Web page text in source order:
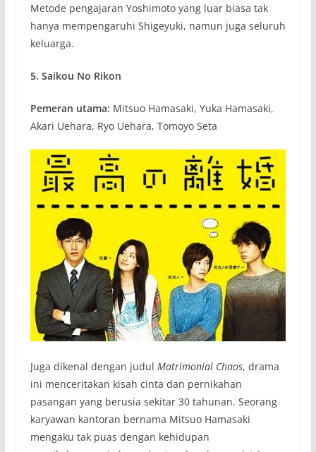
Metode pengajaran Yoshimoto yang luar biasa tak
hanya mempengaruhi Shigeyuki, namun juga seluruh
keluarga.
5. Saikou No Rikon
Pemeran utama: Mitsuo Hamasaki, Yuka Hamasaki,
Akari Uehara, Ryo Uehara, Tomoyo Seta
Juga dikenal dengan judul Matrimonial Chaos, drama
ini menceritakan kisah cinta dan pernikahan
pasangan yang berusia sekitar 30 tahunan. Seorang
karyawan kantoran bernama Mitsuo Hamasaki
mengaku tak puas dengan kehidupan